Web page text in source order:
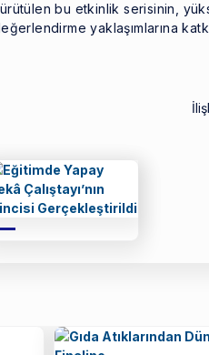
bu etkinlik serisinin,
yaklaşımlarına